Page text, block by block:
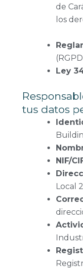
de
los
Ley
tus datos
NIF/
Local